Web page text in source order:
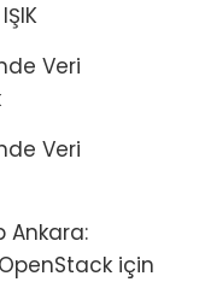
Veri
Veri
Ankara:
için